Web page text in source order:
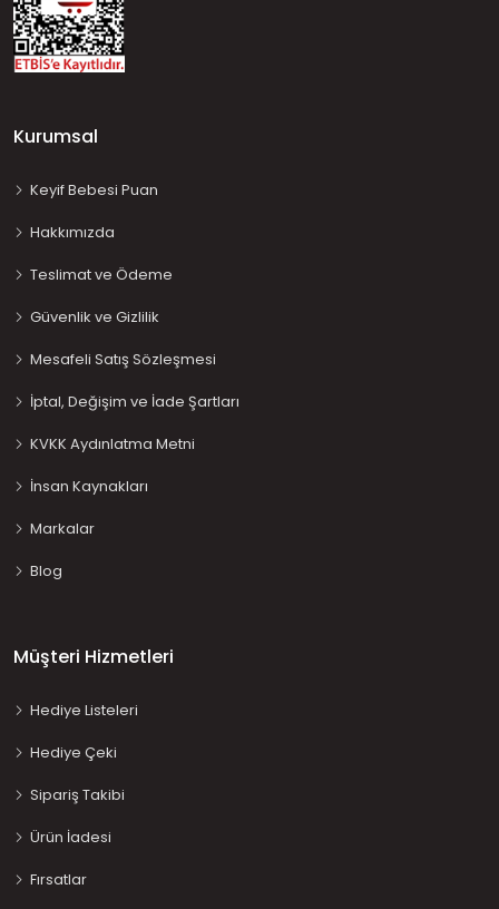
Kurumsal
Keyif Bebesi Puan
Hakkımızda
Teslimat ve Ödeme
Güvenlik ve Gizlilik
Mesafeli Satış Sözleşmesi
İptal, Değişim ve İade Şartları
KVKK Aydınlatma Metni
İnsan Kaynakları
Markalar
Blog
Müşteri Hizmetleri
Hediye Listeleri
Hediye Çeki
Sipariş Takibi
Ürün İadesi
Fırsatlar